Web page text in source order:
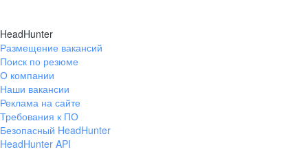
HeadHunter
Размещение вакансий
Поиск по резюме
О компании
Наши вакансии
Реклама на сайте
Требования к ПО
Безопасный HeadHunter
HeadHunter API